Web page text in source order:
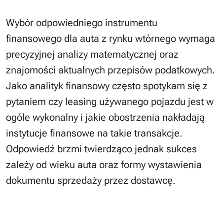
Wybór odpowiedniego instrumentu
finansowego dla auta z rynku wtórnego wymaga
precyzyjnej analizy matematycznej oraz
znajomości aktualnych przepisów podatkowych.
Jako analityk finansowy często spotykam się z
pytaniem czy leasing używanego pojazdu jest w
ogóle wykonalny i jakie obostrzenia nakładają
instytucje finansowe na takie transakcje.
Odpowiedź brzmi twierdząco jednak sukces
zależy od wieku auta oraz formy wystawienia
dokumentu sprzedaży przez dostawcę.